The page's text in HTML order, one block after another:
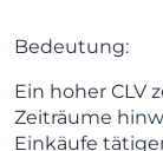
Bedeutung:
Ein hoher CLV
Zeiträume
Einkäufe